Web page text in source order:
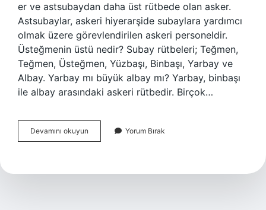
er ve astsubaydan daha üst rütbede olan asker.
Astsubaylar, askeri hiyerarşide subaylara yardımcı
olmak üzere görevlendirilen askeri personeldir.
Üsteğmenin üstü nedir? Subay rütbeleri; Teğmen,
Teğmen, Üsteğmen, Yüzbaşı, Binbaşı, Yarbay ve
Albay. Yarbay mı büyük albay mı? Yarbay, binbaşı
ile albay arasındaki askeri rütbedir. Birçok…
Devamını okuyun
Rütbeler
Yorum Bırak